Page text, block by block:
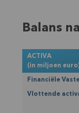
Balans
ACTIVA
(in miljoen
Financiële
Vlottende